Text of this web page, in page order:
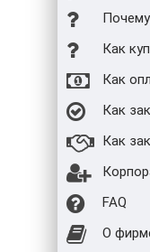
Как
Как
Как
Как
FAQ
О